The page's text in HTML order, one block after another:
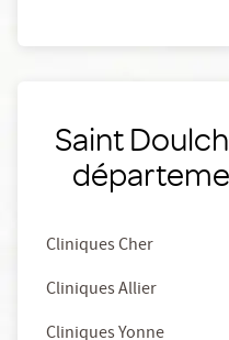
Saint
Cliniques Cher
Cliniques Allier
Cliniques Yonne